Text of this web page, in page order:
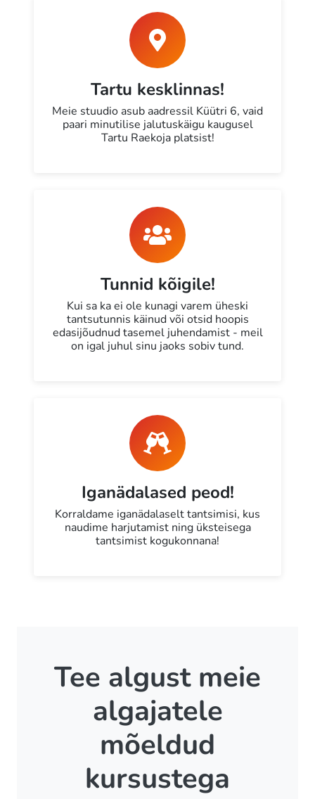
Tartu kesklinnas!
Meie stuudio asub aadressil Küütri 6, vaid
paari minutilise jalutuskäigu kaugusel
Tartu Raekoja platsist!
Tunnid kõigile!
Kui sa ka ei ole kunagi varem üheski
tantsutunnis käinud või otsid hoopis
edasijõudnud tasemel juhendamist - meil
on igal juhul sinu jaoks sobiv tund.
Iganädalased peod!
Korraldame iganädalaselt tantsimisi, kus
naudime harjutamist ning üksteisega
tantsimist kogukonnana!
Tee algust meie
algajatele
mõeldud
kursustega